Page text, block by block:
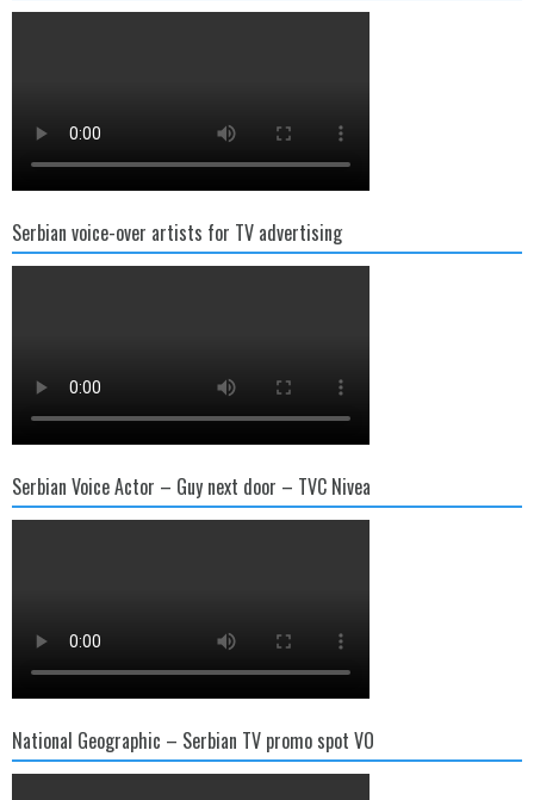
Serbian voice-over artists for TV advertising
Serbian Voice Actor – Guy next door – TVC Nivea
National Geographic – Serbian TV promo spot VO